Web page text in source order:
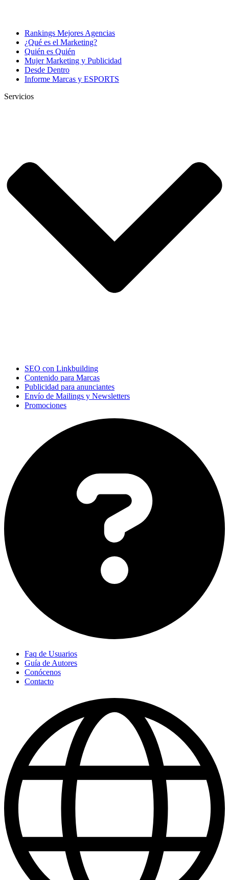
Rankings Mejores Agencias
¿Qué es el Marketing?
Quién es Quién
Mujer Marketing y Publicidad
Desde Dentro
Informe Marcas y ESPORTS
Servicios
SEO con Linkbuilding
Contenido para Marcas
Publicidad para anunciantes
Envío de Mailings y Newsletters
Promociones
Faq de Usuarios
Guía de Autores
Conócenos
Contacto